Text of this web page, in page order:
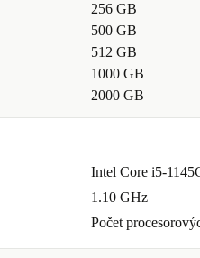
256 GB
500 GB
512 GB
1000 GB
2000 GB
Intel Core i5-
1.10 GHz
Počet